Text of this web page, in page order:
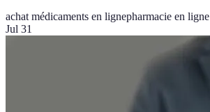
achat médicaments en lignepharmacie en ligne
Jul 31